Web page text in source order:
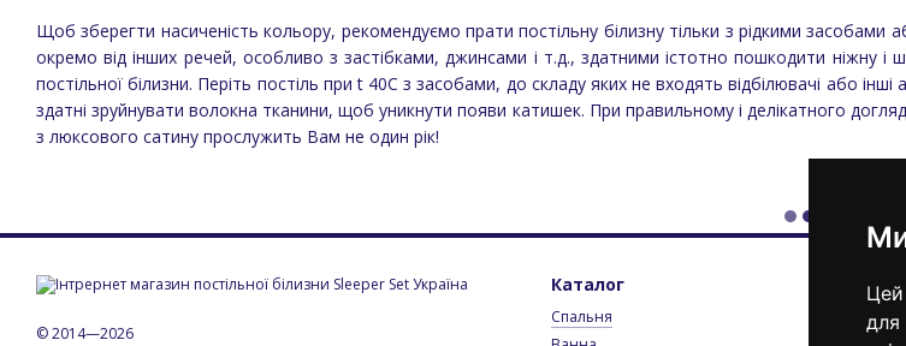
Цей
для
Щоб зберегти насиченість кольору, рекомендуємо прати постільну білизну тільки з рідкими засобами
окремо від інших речей, особливо з застібками, джинсами і т.д., здатними істотно пошкодити ніжну і
постільної білизни. Періть постіль при t 40C з засобами, до складу яких не входять відбілювачі або інші
здатні зруйнувати волокна тканини, щоб уникнути появи катишек. При правильному і делікатного
з люксового сатину прослужить Вам не один рік!
© 2014—2026
Каталог
Спальня
Клієнтам
Вхід до